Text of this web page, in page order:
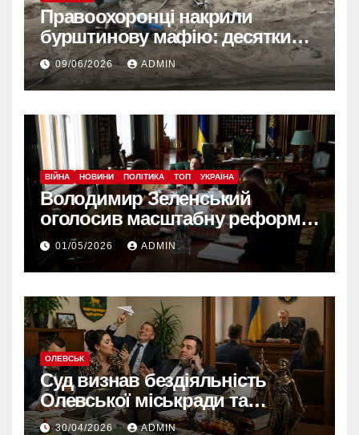
Правоохоронці накрили
бурштинову мафію: десятки
обшуків у різних регіонах
09/06/2026 ADMIN
ВІЙНА НОВИНИ ПОЛІТИКА ТОП УКРАЇНА
Володимир Зеленський
оголосив масштабну реформу
армії: що зміниться вже з
червня
01/05/2026 ADMIN
ОЛЕВСЬК
Суд визнав бездіяльність
Олевської міськради та
зобов’язав усунути порушення
30/04/2026 ADMIN